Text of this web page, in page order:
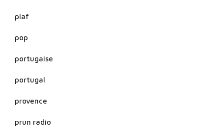
piaf
pop
portugaise
portugal
provence
prun radio